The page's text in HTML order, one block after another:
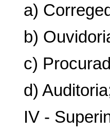
a)
b)
c)
d)
IV -